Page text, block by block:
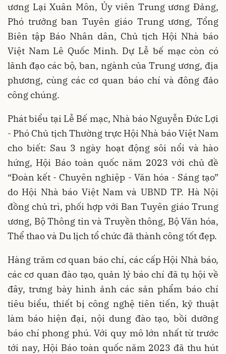
ương Lại Xuân Môn, Ủy viên Trung ương Đảng,
Phó trưởng ban Tuyên giáo Trung ương, Tổng
Biên tập Báo Nhân dân, Chủ tịch Hội Nhà báo
Việt Nam Lê Quốc Minh. Dự Lễ bế mạc còn có
lãnh đạo các bộ, ban, ngành của Trung ương, địa
phương, cùng các cơ quan báo chí và đông đảo
công chúng.
Phát biểu tại Lễ Bế mạc, Nhà báo Nguyễn Đức Lợi
- Phó Chủ tịch Thường trực Hội Nhà báo Việt Nam
cho biết: Sau 3 ngày hoạt động sôi nổi và hào
hứng, Hội Báo toàn quốc năm 2023 với chủ đề
“Đoàn kết - Chuyên nghiệp - Văn hóa - Sáng tạo”
do Hội Nhà báo Việt Nam và UBND TP. Hà Nội
đồng chủ trì, phối hợp với Ban Tuyên giáo Trung
ương, Bộ Thông tin và Truyền thông, Bộ Văn hóa,
Thể thao và Du lịch tổ chức đã thành công tốt đẹp.
Hàng trăm cơ quan báo chí, các cấp Hội Nhà báo,
các cơ quan đào tạo, quản lý báo chí đã tụ hội về
đây, trưng bày hình ảnh các sản phẩm báo chí
tiêu biểu, thiết bị công nghệ tiên tiến, kỹ thuật
làm báo hiện đại, nội dung đào tạo, bồi dưỡng
báo chí phong phú. Với quy mô lớn nhất từ trước
tới nay, Hội Báo toàn quốc năm 2023 đã thu hút